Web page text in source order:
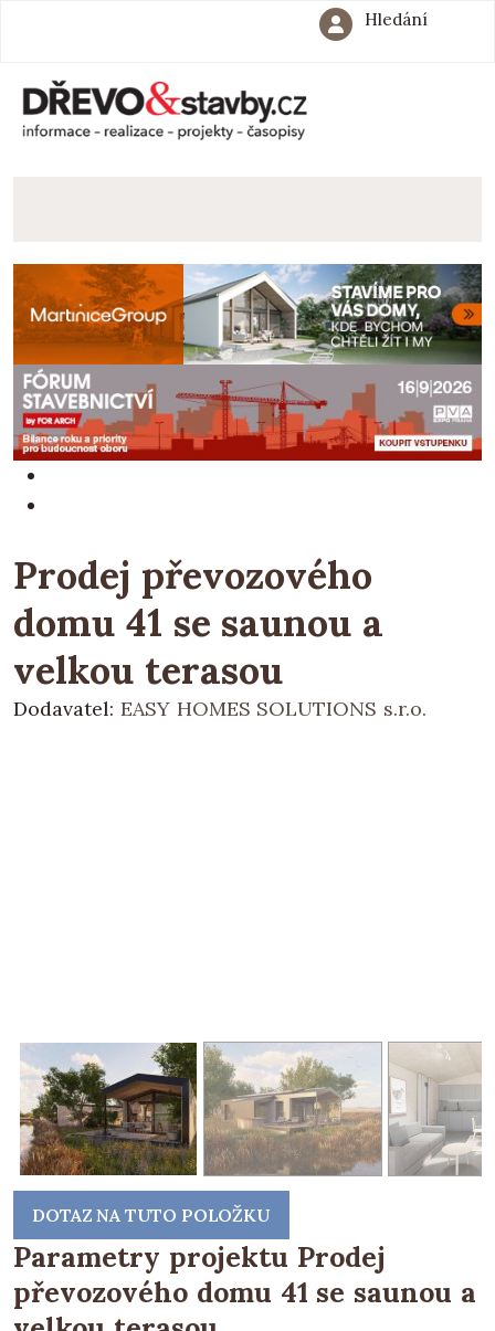
Hledání
Prodej převozového
domu 41 se saunou a
velkou terasou
Dodavatel: EASY HOMES SOLUTIONS s.r.o.
DOTAZ NA TUTO POLOŽKU
Parametry projektu Prodej
převozového domu 41 se saunou a